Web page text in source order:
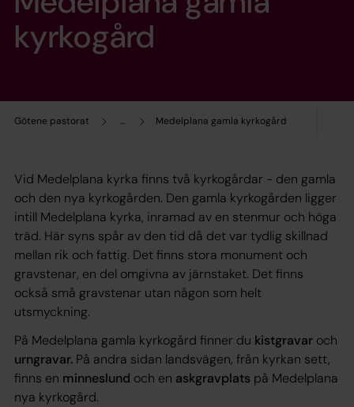
Götene pastorat ... Medelplana gamla kyrkogård
kyrkogård
Vid Medelplana kyrka finns två kyrkogårdar - den gamla
och den nya kyrkogården. Den gamla kyrkogården ligger
intill Medelplana kyrka, inramad av en stenmur och höga
träd. Här syns spår av den tid då det var tydlig skillnad
mellan rik och fattig. Det finns stora monument och
gravstenar, en del omgivna av järnstaket. Det finns
också små gravstenar utan någon som helt
utsmyckning.
På Medelplana gamla kyrkogård finner du kistgravar och
urngravar. På andra sidan landsvägen, från kyrkan sett,
finns en minneslund och en askgravplats på Medelplana
nya kyrkogård.